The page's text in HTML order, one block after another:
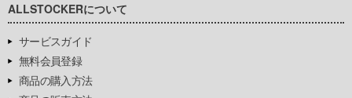
ALLSTOCKERについて
サービスガイド
無料会員登録
商品の購入方法